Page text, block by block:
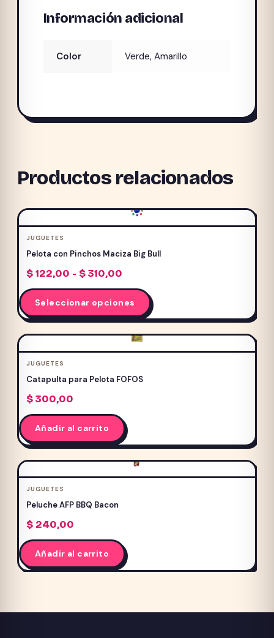
Información adicional
Color Verde, Amarillo
Productos relacionados
JUGUETES
Pelota con Pinchos Maciza Big Bull
$122,00 - $310,00Rango
de
precios:
desde
$ 122,00
hasta
$ 310,00
Seleccionar opciones
Este
producto
tiene
variantes.
en
la
página
JUGUETES
Catapulta para Pelota FOFOS
$300,00
Añadir al carrito
JUGUETES
Peluche AFP BBQ Bacon
$240,00
Añadir al carrito